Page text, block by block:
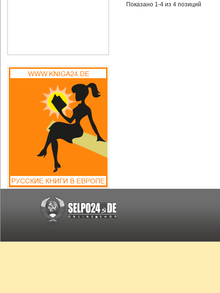
Показано 1-4 из 4 позиций